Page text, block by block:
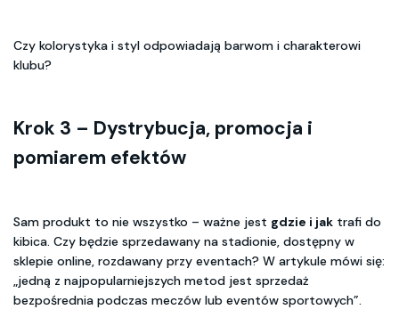
Czy kolorystyka i styl odpowiadają barwom i charakterowi
klubu?
Krok 3 – Dystrybucja, promocja i
pomiarem efektów
Sam produkt to nie wszystko – ważne jest gdzie i jak trafi do
kibica. Czy będzie sprzedawany na stadionie, dostępny w
sklepie online, rozdawany przy eventach? W artykule mówi się:
„jedną z najpopularniejszych metod jest sprzedaż
bezpośrednia podczas meczów lub eventów sportowych”.